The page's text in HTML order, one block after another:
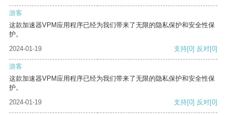
游客
这款加速器VPM应用程序已经为我们带来了无限的隐私保护和安全性保
护。
2024-01-19
支持[0] 反对[0]
游客
这款加速器VPM应用程序已经为我们带来了无限的隐私保护和安全性保
护。
2024-01-19
支持[0] 反对[0]